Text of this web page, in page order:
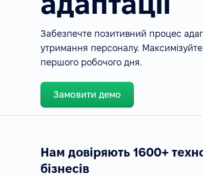
Забезпечте позитивний процес
утримання персоналу. Максимізуйте
першого робочого дня.
Замовити демо
Нам довіряють 1600+
бізнесів